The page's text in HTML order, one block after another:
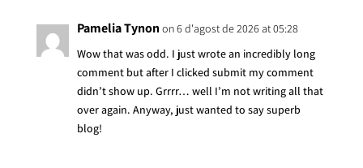
Pamelia Tynonon 6 d'agost de 2026 at 05:28
Wow that was odd. I just wrote an incredibly long
comment but after I clicked submit my comment
didn’t show up. Grrrr… well I’m not writing all that
over again. Anyway, just wanted to say superb
blog!